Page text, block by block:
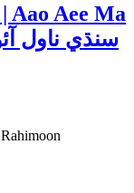
Aao Aee Ma